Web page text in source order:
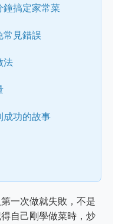
鐘搞定家常菜
常見錯誤
法
成功的故事
一次做就失敗，不是
自己剛學做菜時，炒